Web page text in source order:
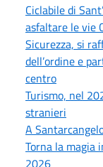
Ciclabile di
asfaltare le vie
Sicurezza, si
dell’ordine e
centro
Turismo, nel
stranieri
A
Torna la magia
2026